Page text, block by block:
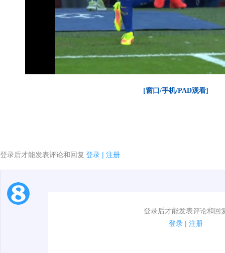
[窗口/手机/PAD观看]
登录后才能发表评论和回复 登录 | 注册
登录后才能发表评论和回
登录 | 注册
1.电脑端新用户可以发表评论了！